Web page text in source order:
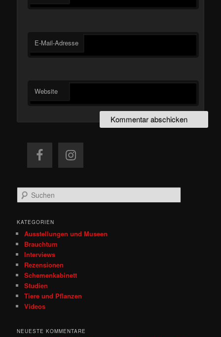
E-Mail-Adresse
Website
u
h
KATEGORIEN
Ausstellungen und Museen
Brauchtum
Interviews
Rezensionen
Schemenkabinett
Studien
Tiere und Pflanzen
Videos
NEUESTE KOMMENTARE